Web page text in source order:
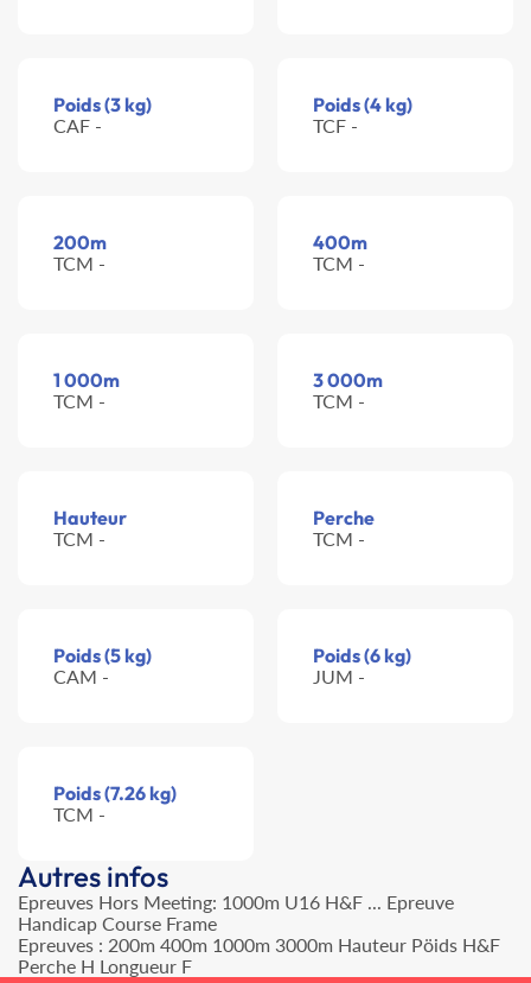
Poids (3 kg)
CAF -
Poids (4 kg)
TCF -
200m
TCM -
400m
TCM -
1 000m
TCM -
3 000m
TCM -
Hauteur
TCM -
Perche
TCM -
Poids (5 kg)
CAM -
Poids (6 kg)
JUM -
Poids (7.26 kg)
TCM -
Autres infos
Epreuves Hors Meeting: 1000m U16 H&F ... Epreuve
Handicap Course Frame
Epreuves : 200m 400m 1000m 3000m Hauteur Pöids H&F
Perche H Longueur F